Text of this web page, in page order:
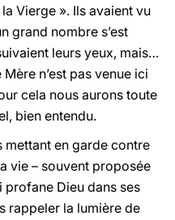
la Vierge ». Ils avaient vu
grand nombre s’est
leurs yeux, mais…
n’est pas venue ici
cela nous aurons toute
bien entendu.
mettant en garde contre
vie – souvent proposée
profane Dieu dans ses
rappeler la lumière de